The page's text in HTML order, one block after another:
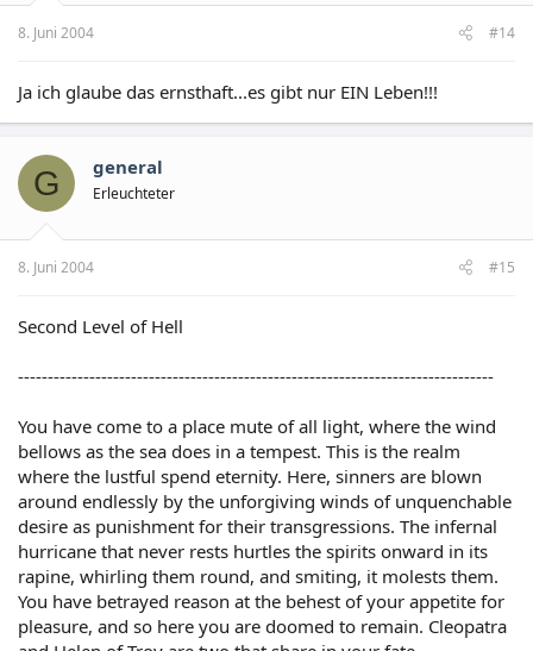
8. Juni 2004 #14
Ja ich glaube das ernsthaft...es gibt nur EIN Leben!!!
G general
Erleuchteter
8. Juni 2004 #15
Second Level of Hell
--------------------------------------------------------------------------------
You have come to a place mute of all light, where the wind
bellows as the sea does in a tempest. This is the realm
where the lustful spend eternity. Here, sinners are blown
around endlessly by the unforgiving winds of unquenchable
desire as punishment for their transgressions. The infernal
hurricane that never rests hurtles the spirits onward in its
rapine, whirling them round, and smiting, it molests them.
You have betrayed reason at the behest of your appetite for
pleasure, and so here you are doomed to remain. Cleopatra